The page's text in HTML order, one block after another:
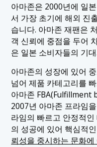
아마존은 2000년에 일
서 가장 초기에 해외 진
습니다. 아마존 재팬은
객 신뢰에 중점을 두어
은 일본 소비자들의 기
아마존의 성장에 있어
넘어 제품 카테고리를
아마존 FBA(Fulfillment
2007년 아마존 프라임
라임의 빠르고 안정적
의 성공에 있어 핵심적
뢰성을 중시하는 문화